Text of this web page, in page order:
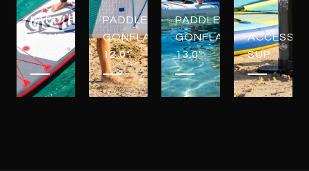
PADDLES
GONFLABLES
11.0"
PADDLES
GONFLABLES
12.0"
PADDLES
GONFLABLES
13.0"
SUP